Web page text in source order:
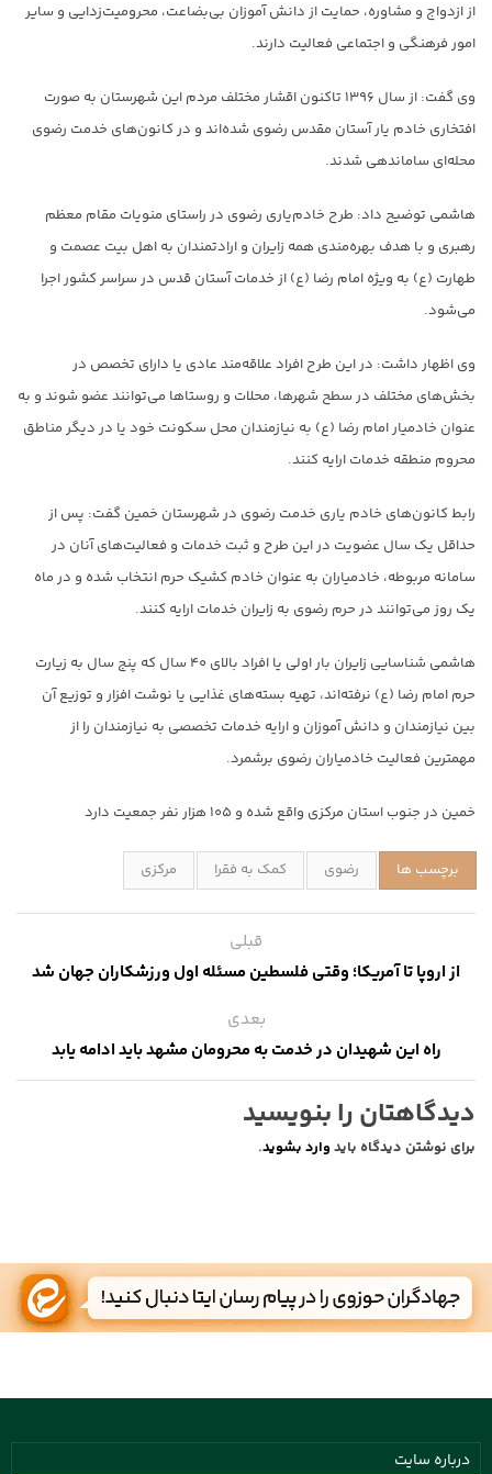
از ازدواج و مشاوره، حمایت از دانش آموزان بی‌بضاعت، محرومیت‌زدایی و سایر
امور فرهنگی و اجتماعی فعالیت دارند.
وی گفت: از سال ۱۳۹۶ تاکنون اقشار مختلف مردم این شهرستان به‌ صورت
افتخاری خادم‌ یار آستان مقدس رضوی شده‌اند و در کانون‌های خدمت رضوی
محله‌ای ساماندهی شدند.
هاشمی توضیح داد: طرح خادم‌یاری رضوی در راستای منویات مقام معظم
رهبری و با هدف بهره‌مندی همه زایران و ارادتمندان به اهل بیت عصمت و
طهارت (ع) به ویژه امام رضا (ع) از خدمات آستان قدس در سراسر کشور اجرا
می‌شود.
وی اظهار داشت: در این طرح افراد علاقه‌مند عادی یا دارای تخصص در
بخش‌های مختلف در سطح شهرها، محلات و روستاها می‌توانند عضو شوند و به‌
عنوان خادمیار امام رضا (ع) به نیازمندان محل سکونت خود یا در دیگر مناطق
محروم منطقه خدمات ارایه کنند.
رابط کانون‌های خادم یاری خدمت رضوی در شهرستان خمین گفت: پس از
حداقل یک سال عضویت در این طرح و ثبت خدمات و فعالیت‌های آنان در
سامانه مربوطه، خادمیاران به‌ عنوان خادم کشیک حرم انتخاب شده و در ماه
یک روز می‌توانند در حرم رضوی به زایران خدمات ارایه کنند.
هاشمی شناسایی زایران بار اولی یا افراد بالای ۴۰ سال که پنج سال به زیارت
حرم امام رضا (ع) نرفته‌اند، تهیه بسته‌های غذایی یا نوشت افزار و توزیع آن
بین نیازمندان و دانش آموزان و ارایه خدمات تخصصی به نیازمندان را از
مهمترین فعالیت خادمیاران رضوی برشمرد.
خمین در جنوب استان مرکزی واقع شده و ۱۰۵ هزار نفر جمعیت دارد
برچسب ها رضوی کمک به فقرا مرکزی
قبلی
از اروپا تا آمریکا؛ وقتی فلسطین مسئله اول ورزشکاران جهان شد
بعدی
راه این شهیدان در خدمت به محرومان مشهد باید ادامه یابد
دیدگاهتان را بنویسید
برای نوشتن دیدگاه باید وارد بشوید.
درباره سایت